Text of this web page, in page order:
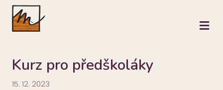
Kurz pro předškoláky
15. 12. 2023